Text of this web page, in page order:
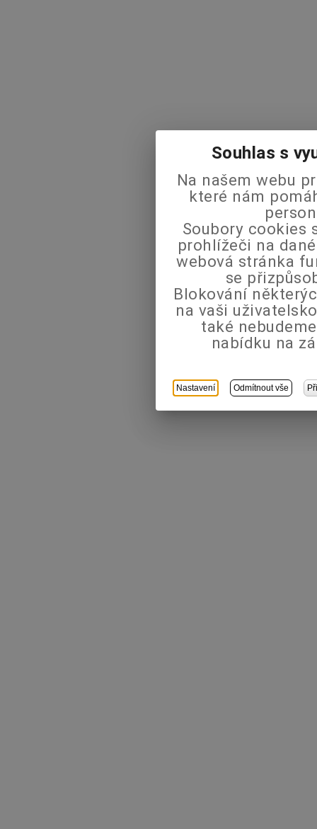
Souhlas s
Na našem webu
které nám
Soubory cookies
prohlížeči na
webová stránka
se
Blokování
na vaši
také
nabídku na
Nastavení Odmítnout vše